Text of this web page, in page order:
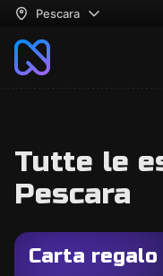
Pescara
Tutte le
Pescara
Carta regalo